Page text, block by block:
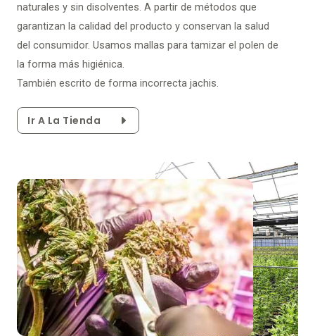
naturales y sin disolventes. A partir de métodos que
garantizan la calidad del producto y conservan la salud
del consumidor. Usamos mallas para tamizar el polen de
la forma más higiénica.
También escrito de forma incorrecta jachis.
Ir A La Tienda